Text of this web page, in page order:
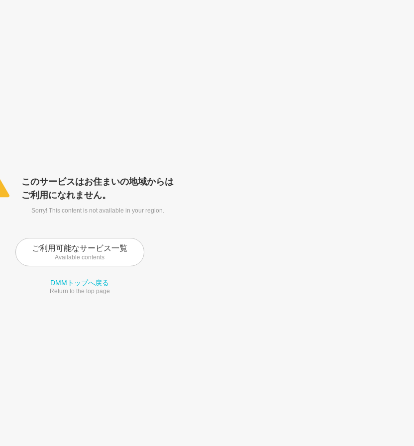
このサービスはお住まいの地域からは
ご利用になれません。
Sorry! This content is not available in your region.
ご利用可能なサービス一覧
Available contents
DMMトップへ戻る
Return to the top page